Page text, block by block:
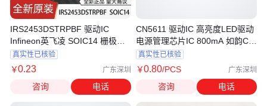
IRS2453DSTRPBF 驱动IC
Infineon英飞凌 SOIC14 栅极驱
动IC
真实性已核验
￥0.23 广东深圳
咨询 电话
CN5611 驱动IC 高亮度LED驱动
电源管理芯片IC 800mA 如韵CN
SOT89-5
真实性已核验
￥0.80/PCS 广东深圳
咨询 电话